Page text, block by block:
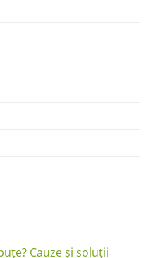
Cauze și soluții